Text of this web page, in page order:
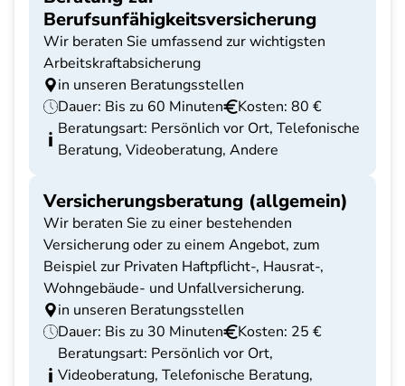
Berufsunfähigkeitsversicherung
Wir beraten Sie umfassend zur wichtigsten
Arbeitskraftabsicherung
in unseren Beratungsstellen
Dauer: Bis zu 60 Minuten
Kosten: 80 €
Beratungsart: Persönlich vor Ort, Telefonische
Beratung, Videoberatung, Andere
Versicherungsberatung (allgemein)
Wir beraten Sie zu einer bestehenden
Versicherung oder zu einem Angebot, zum
Beispiel zur Privaten Haftpflicht-, Hausrat-,
Wohngebäude- und Unfallversicherung.
in unseren Beratungsstellen
Dauer: Bis zu 30 Minuten
Kosten: 25 €
Beratungsart: Persönlich vor Ort,
Videoberatung, Telefonische Beratung,